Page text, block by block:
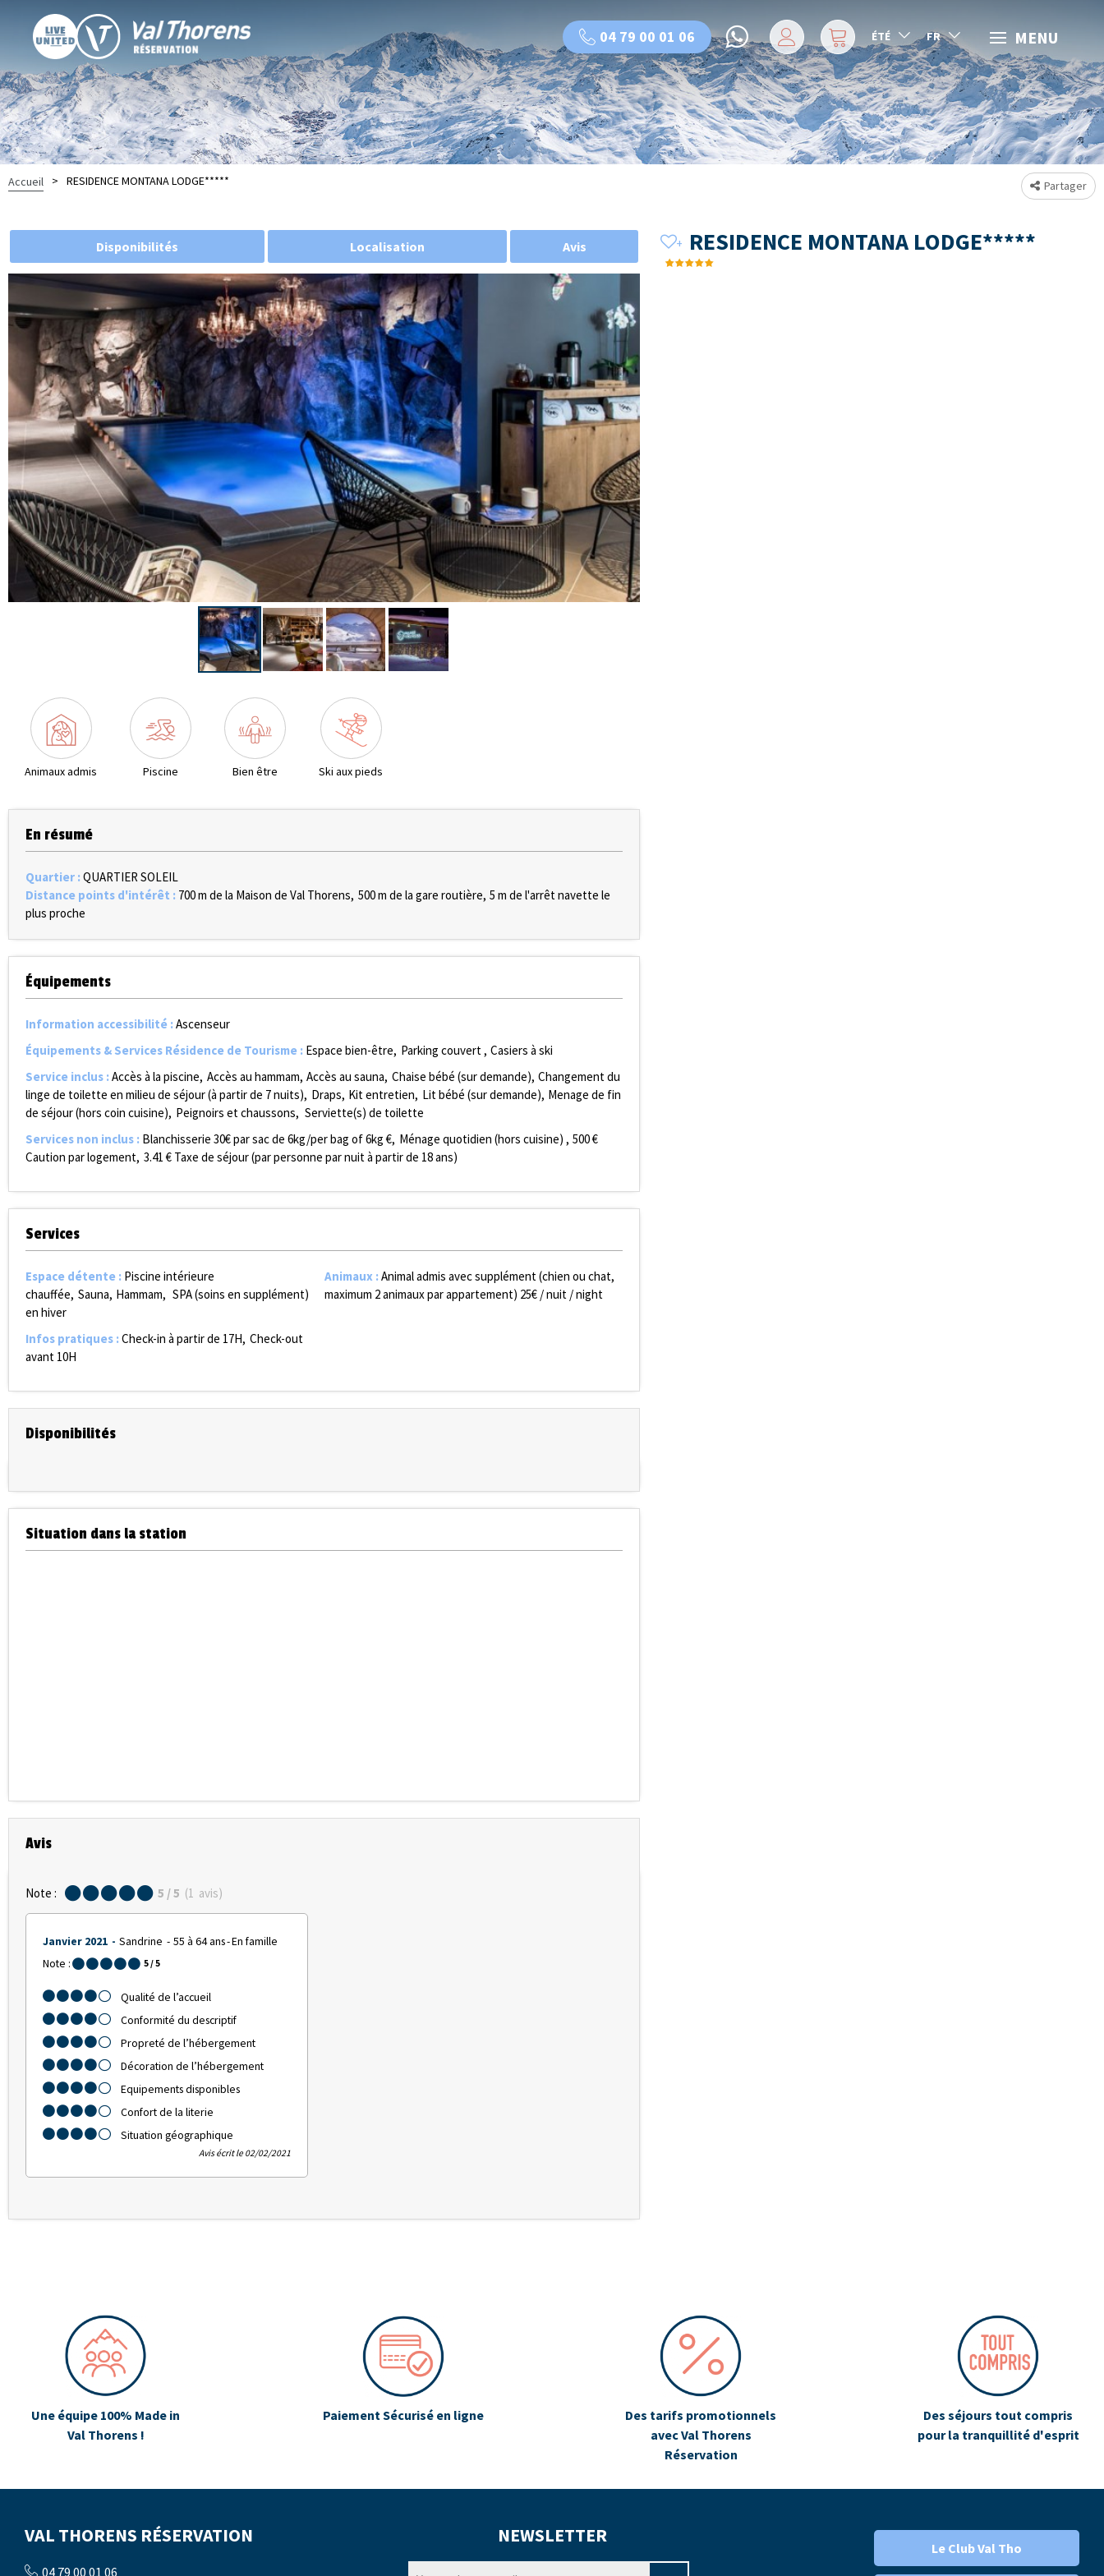
04 79 00 01 06 ÉTÉ FR MENU
Accueil > RESIDENCE MONTANA LODGE***** Partager
Disponibilités Localisation Avis RESIDENCE MONTANA LODGE*****
Animaux admis Piscine Bien être Ski aux pieds
En résumé
Quartier :QUARTIER SOLEIL
Distance points d'intérêt : 700m de la Maison de Val Thorens 500m de la gare routière 5 m de l'arrêt navette le
plus proche
Équipements
Information accessibilité :Ascenseur
Équipements & Services Résidence de Tourisme : Espace bien-être Parking couvert
Casiers à ski
Service inclus :Accès à la piscine Accès au hammam Accès au sauna Chaise bébé (sur demande) Changement du
linge de toilette en milieu de séjour (à partir de 7 nuits) Draps Kit entretien Lit bébé (sur demande) Menage de fin
de séjour (hors coin cuisine) Peignoirs et chaussons
Serviette(s) de toilette
Services non inclus : Blanchisserie 30€ par sac de 6kg/per bag of 6kg € Ménage quotidien (hors cuisine) 500€
Caution par logement 3.41€ Taxe de séjour (par personne par nuit à partir de 18 ans)
Services
Espace détente : Piscine intérieure
chauffée Sauna Hammam
SPA (soins en supplément)
en hiver
Animaux :Animal admis avec supplément (chien ou chat,
maximum 2 animaux par appartement) 25€ / nuit / night
Infos pratiques :Check-in à partir de 17H Check-out
avant 10H
Disponibilités
Situation dans la station
Avis
Note : 5 / 5 (1 avis)
Janvier 2021 Sandrine 55 à 64 ans En famille
Note :
5/ 5
Qualité de l’accueil
Conformité du descriptif
Propreté de l’hébergement
Décoration de l’hébergement
Equipements disponibles
Confort de la literie
Situation géographique
Avis écrit le 02/02/2021
Une équipe 100% Made in
Val Thorens !
Paiement Sécurisé en ligne
Des tarifs promotionnels
avec Val Thorens
Réservation
Des séjours tout compris
pour la tranquillité d'esprit
VAL THORENS RÉSERVATION
04 79 00 01 06
NEWSLETTER
Le Club Val Tho